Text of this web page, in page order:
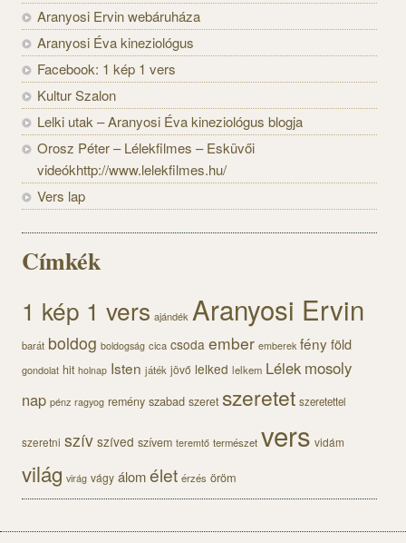
Aranyosi Ervin webáruháza
Aranyosi Éva kineziológus
Facebook: 1 kép 1 vers
Kultur Szalon
Lelki utak – Aranyosi Éva kineziológus blogja
Orosz Péter – Lélekfilmes – Esküvői
videókhttp://www.lelekfilmes.hu/
Vers lap
Címkék
1 kép 1 vers ajándék Aranyosi Ervin
barát boldog boldogság cica csoda ember emberek fényföld
gondolat hit holnap Isten játék jövő lelked lelkem Lélek mosoly
nap pénz ragyog remény szabad szeret szeretet szeretettel
szeretni szív szíved szívem teremtő természet vers vidám
világ virág vágy álomélet érzés öröm